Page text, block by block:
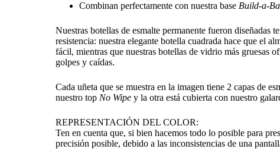
Combinan perfectamente con nuestra base Build-a-
Nuestras botellas de esmalte permanente fueron diseñadas
resistencia: nuestra elegante botella cuadrada hace que el
fácil, mientras que nuestras botellas de vidrio más gruesas
golpes y caídas.
Cada uñeta que se muestra en la imagen tiene 2 capas de
nuestro top No Wipey la otra está cubierta con nuestro
REPRESENTACIÓN DEL COLOR:
Ten en cuenta que, si bien hacemos todo lo posible para
precisión posible, debido a las inconsistencias de una